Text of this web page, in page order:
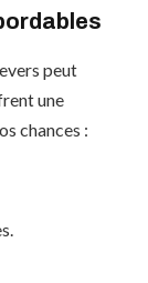
peut
une
chances :